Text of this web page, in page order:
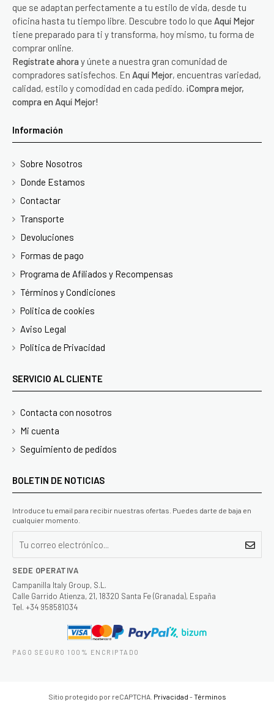
que se adaptan perfectamente a tu estilo de vida, desde tu
oficina hasta tu tiempo libre. Descubre todo lo que Aquí Mejor
tiene preparado para ti y transforma, hoy mismo, tu forma de
comprar online.
Regístrate ahora y únete a nuestra gran comunidad de
compradores satisfechos. En Aquí Mejor, encuentras variedad,
calidad, estilo y comodidad en cada pedido. ¡Compra mejor,
compra en Aquí Mejor!
Información
Sobre Nosotros
Donde Estamos
Contactar
Transporte
Devoluciones
Formas de pago
Programa de Afiliados y Recompensas
Términos y Condiciones
Politica de cookies
Aviso Legal
Politica de Privacidad
SERVICIO AL CLIENTE
Contacta con nosotros
Mi cuenta
Seguimiento de pedidos
BOLETIN DE NOTICIAS
Introduce tu email para recibir nuestras ofertas. Puedes darte de baja en
cualquier momento.
SEDE OPERATIVA
Campanilla Italy Group, S.L.
Calle Garrido Atienza, 21, 18320 Santa Fe (Granada), España
Tel. +34 958581034
PAGO SEGURO 100% ENCRIPTADO
Sitio protegido por reCAPTCHA. Privacidad -Términos